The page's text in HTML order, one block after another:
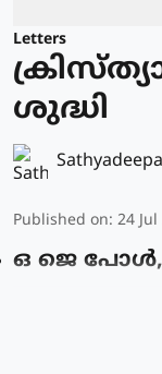
Letters
ശുദ്ധി
Published on: 24
ഒ ജെ പോൾ,